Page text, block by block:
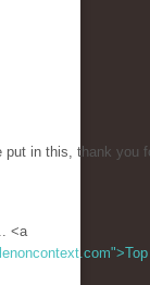
put in this, thank you
<a